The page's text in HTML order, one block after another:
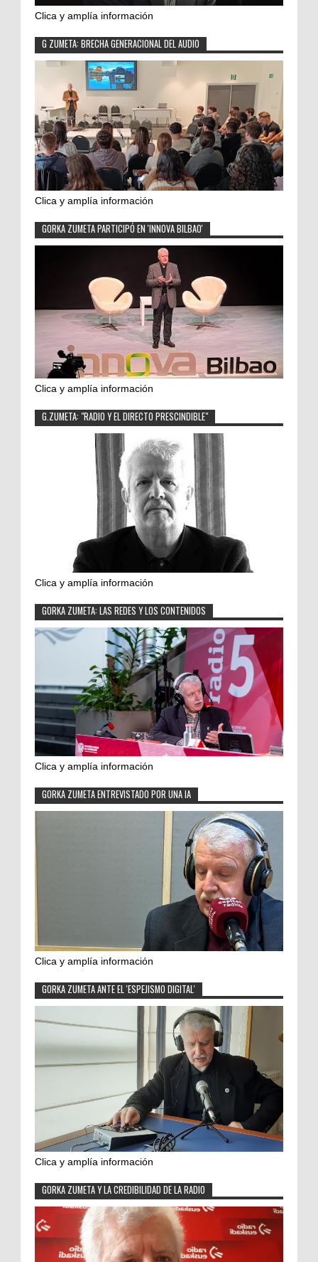
Clica y amplía información
G ZUMETA: BRECHA GENERACIONAL DEL AUDIO
Clica y amplía información
GORKA ZUMETA PARTICIPÓ EN 'INNOVA BILBAO'
Clica y amplía información
G.ZUMETA: "RADIO Y EL DIRECTO PRESCINDIBLE"
Clica y amplía información
GORKA ZUMETA: LAS REDES Y LOS CONTENIDOS
Clica y amplía información
GORKA ZUMETA ENTREVISTADO POR UNA IA
Clica y amplía información
GORKA ZUMETA ANTE EL 'ESPEJISMO DIGITAL'
Clica y amplía información
GORKA ZUMETA Y LA CREDIBILIDAD DE LA RADIO